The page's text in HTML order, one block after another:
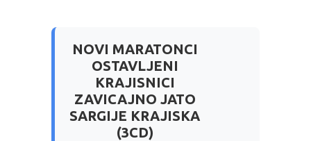
MUZIKA
NAUČNA FANTASTIKA
NAUKA
NOVI MARATONCI
OSTAVLJENI
KRAJISNICI
ZAVICAJNO JATO
SARGIJE KRAJISKA
(3CD)